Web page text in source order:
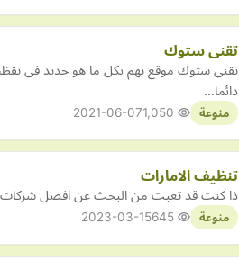
تقنى ستوك
تقنى ستوك موقع يهم بكل ما هو جديد فى
دائما…
منوعة 2021-06-07
تنظيف الامارات
ذا كنت قد تعبت من البحث عن افضل شركات
منوعة 2023-03-15